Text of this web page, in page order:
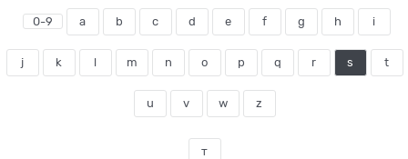
0-9 a b c d e f g h i
j k l m n o p q r s t
u v w z
т